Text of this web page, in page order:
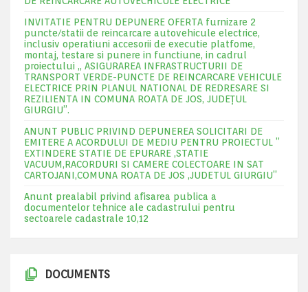
INVITATIE PENTRU DEPUNERE OFERTA furnizare 2
puncte/statii de reincarcare autovehicule electrice,
inclusiv operatiuni accesorii de executie platfome,
montaj, testare si punere in functiune, in cadrul
proiectului „ ASIGURAREA INFRASTRUCTURII DE
TRANSPORT VERDE-PUNCTE DE REINCARCARE VEHICULE
ELECTRICE PRIN PLANUL NATIONAL DE REDRESARE SI
REZILIENTA IN COMUNA ROATA DE JOS, JUDEŢUL
GIURGIU”.
ANUNT PUBLIC PRIVIND DEPUNEREA SOLICITARI DE
EMITERE A ACORDULUI DE MEDIU PENTRU PROIECTUL ”
EXTINDERE STATIE DE EPURARE ,STATIE
VACUUM,RACORDURI SI CAMERE COLECTOARE IN SAT
CARTOJANI,COMUNA ROATA DE JOS ,JUDETUL GIURGIU”
Anunt prealabil privind afisarea publica a
documentelor tehnice ale cadastrului pentru
sectoarele cadastrale 10,12
DOCUMENTS